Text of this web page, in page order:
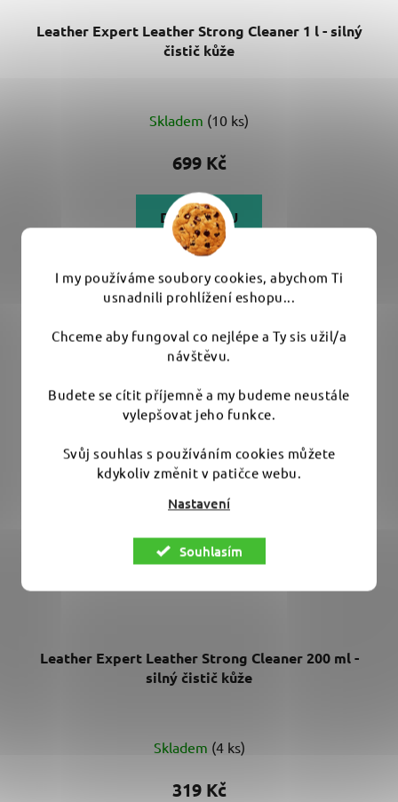
I my používáme soubory cookies, abychom Ti
usnadnili prohlížení eshopu...
Chceme aby fungoval co nejlépe a Ty sis užil/a
návštěvu.
Budete se cítit příjemně a my budeme neustále
vylepšovat jeho funkce.
Svůj souhlas s používáním cookies můžete
kdykoliv změnit v patičce webu.
Nastavení
Souhlasím
Leather Expert Leather Strong Cleaner 1 l - silný
čistič kůže
Skladem (10 ks)
699 Kč
DO KOŠÍKU
Silný čistič, který si poradí i se zažranou špínou na kůži.
Bez alkoholu a...
Leather Expert Leather Strong Cleaner 200 ml -
silný čistič kůže
Skladem (4 ks)
319 Kč